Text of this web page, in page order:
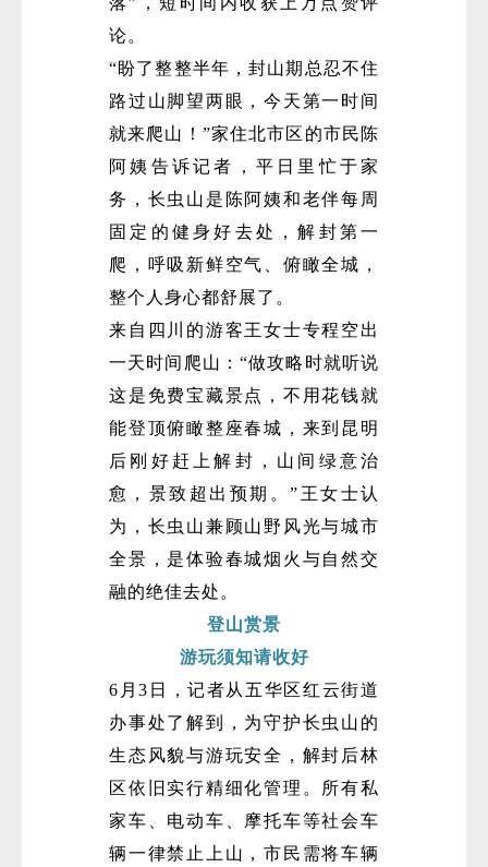
论。
“盼了整整半年，封山期总忍不住
路过山脚望两眼，今天第一时间
就来爬山！”家住北市区的市民陈
阿姨告诉记者，平日里忙于家
务，长虫山是陈阿姨和老伴每周
固定的健身好去处，解封第一
爬，呼吸新鲜空气、俯瞰全城，
整个人身心都舒展了。
来自四川的游客王女士专程空出
一天时间爬山：“做攻略时就听说
这是免费宝藏景点，不用花钱就
能登顶俯瞰整座春城，来到昆明
后刚好赶上解封，山间绿意治
愈，景致超出预期。”王女士认
为，长虫山兼顾山野风光与城市
全景，是体验春城烟火与自然交
融的绝佳去处。
登山赏景
游玩须知请收好
6月3日，记者从五华区红云街道
办事处了解到，为守护长虫山的
生态风貌与游玩安全，解封后林
区依旧实行精细化管理。所有私
家车、电动车、摩托车等社会车
辆一律禁止上山，市民需将车辆